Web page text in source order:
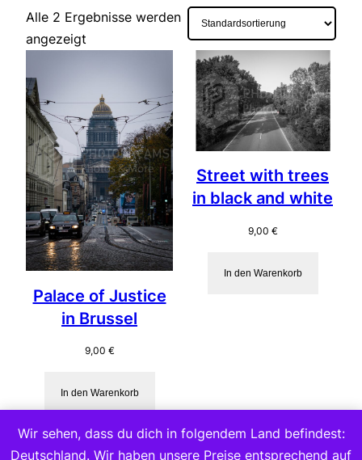
Alle 2 Ergebnisse werden
angezeigt
Palace of Justice
in Brussel
9,00 €
In den Warenkorb
Street with trees
in black and white
9,00 €
In den Warenkorb
Wir sehen, dass du dich in folgendem Land befindest:
Deutschland. Wir haben unsere Preise entsprechend auf